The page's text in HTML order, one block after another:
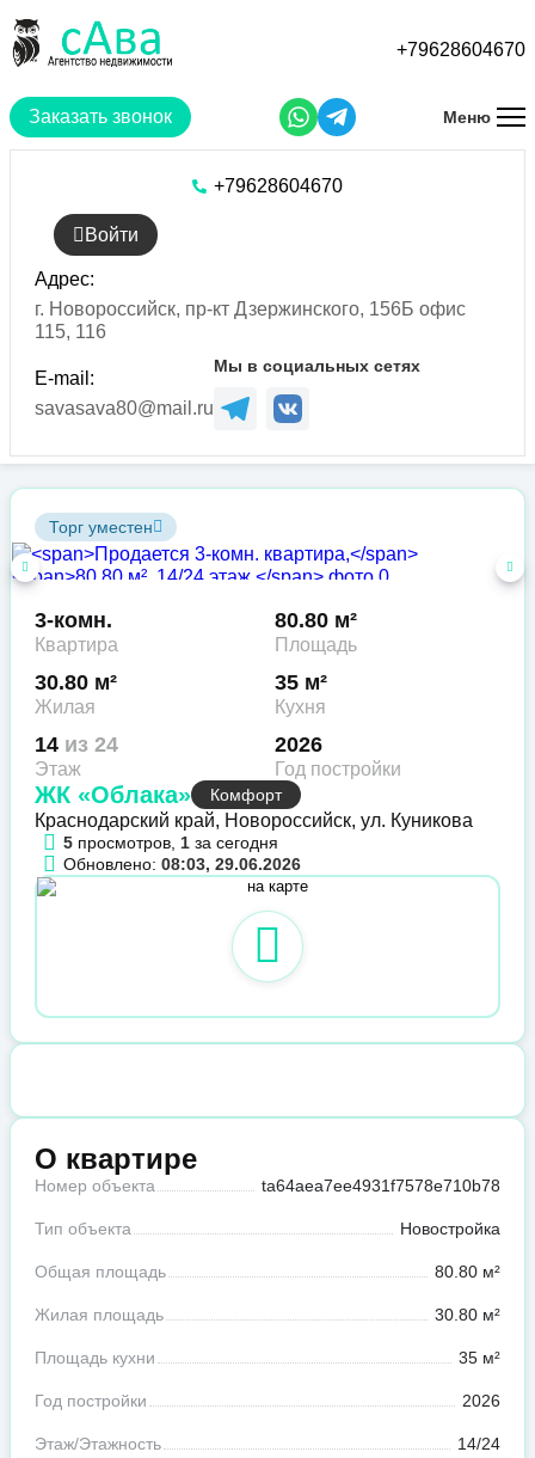
основному
Заказать звонок
+79628604670
Меню
+79628604670
Войти
Адрес:
г. Новороссийск, пр-кт Дзержинского, 156Б офис
115, 116
E-mail:
savasava80@mail.ru
Мы в социальных сетях
Торг уместен
3-комн.
Квартира
80.80 м²
Площадь
30.80 м²
Жилая
35 м²
Кухня
14 из 24
Этаж
2026
Год постройки
ЖК «Облака» Комфорт
Краснодарский край, Новороссийск, ул. Куникова
5 просмотров, 1 за сегодня
Обновлено: 08:03, 29.06.2026
О квартире
Номер объекта ta64aea7ee4931f7578e710b78
Тип объекта Новостройка
Общая площадь 80.80 м²
Жилая площадь 30.80 м²
Площадь кухни 35 м²
Год постройки 2026
Этаж/Этажность 14/24